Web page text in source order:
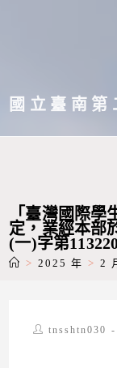
主國立臺南第
「臺灣國際
定，業經本部
(一)字第
> 2025 年 > 2
Posttnsshtn030